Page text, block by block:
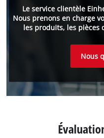
Le service clientèle
Nous prenons en charge
les produits, les pièces
Nous